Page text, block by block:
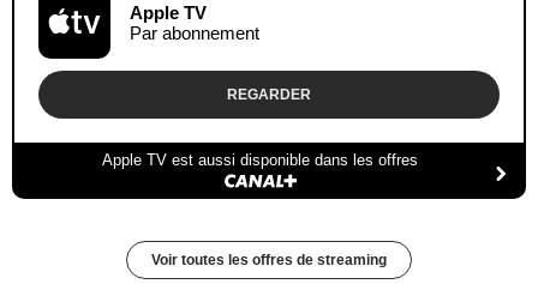
Apple TV
Par abonnement
REGARDER
Apple TV est aussi disponible dans les offres
Voir toutes les offres de streaming